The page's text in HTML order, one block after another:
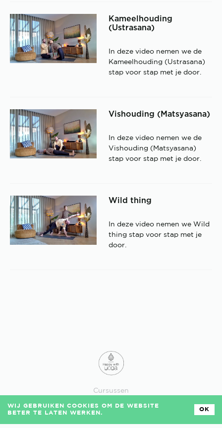
Kameelhouding
(Ustrasana)
In deze video nemen we de
Kameelhouding (Ustrasana)
stap voor stap met je door.
Vishouding (Matsyasana)
In deze video nemen we de
Vishouding (Matsyasana)
stap voor stap met je door.
Wild thing
In deze video nemen we Wild
thing stap voor stap met je
door.
Cursussen
Veelgestelde vragen
Algemene voorwaarden
Privacy
WIJ GEBRUIKEN COOKIES OM DE WEBSITE
BETER TE LATEN WERKEN.
OK